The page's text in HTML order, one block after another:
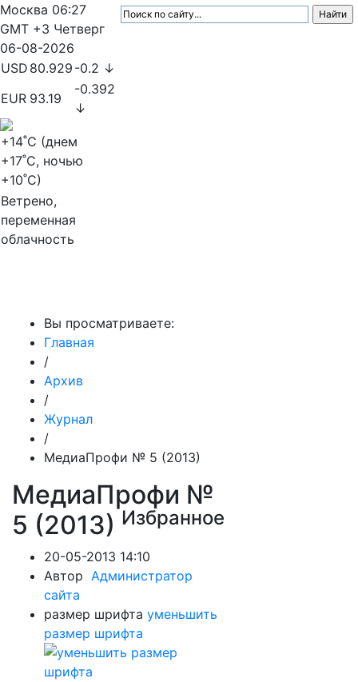
Москва 06:27
GMT +3 Четверг
06-08-2026
USD 80.929 -0.2 ↓
EUR 93.19
-0.392
↓
+14˚C (днем
+17˚C, ночью
+10˚C)
Ветрено,
переменная
облачность
Вы просматриваете:
Главная
/
Архив
/
Журнал
/
МедиаПрофи № 5 (2013)
МедиаПрофи №
5 (2013) Избранное
20-05-2013 14:10
Автор Администратор
сайта
размер шрифта уменьшить
размер шрифта